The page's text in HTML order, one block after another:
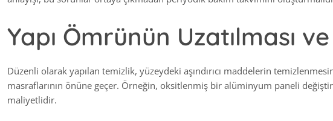
Yapı Ömrünün Uzatılması
Düzenli olarak yapılan temizlik, yüzeydeki aşındırıcı maddelerin
masraflarının önüne geçer. Örneğin, oksitlenmiş bir alüminyum paneli
maliyetlidir.